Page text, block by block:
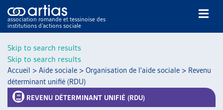
Skip to search results
Skip to search results
association romande et tessinoise des
institutions d’actions sociale
Accueil > Aide sociale > Organisation de l'aide sociale > Revenu
déterminant unifié (RDU)
REVENU DÉTERMINANT UNIFIÉ (RDU)